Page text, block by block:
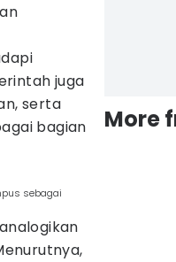
juga
serta
bagian
sebagai
More